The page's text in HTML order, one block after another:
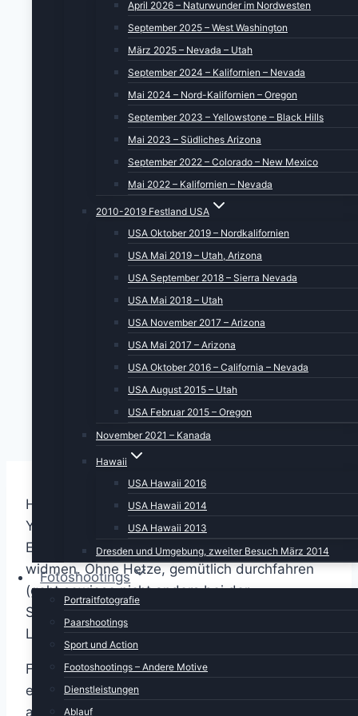
April 2026 – Naturwunder im Nordwesten
September 2025 – West Washington
März 2025 – Nevada – Utah
September 2024 – Kalifornien – Nevada
Mai 2024 – Nord-Kalifornien – Oregon
September 2023 – Yellowstone – Black Hills
Mai 2023 – Südliches Arizona
September 2022 – Colorado – New Mexico
Mai 2022 – Kalifornien – Nevada
2010-2019 Festland USA
USA Oktober 2019 – Nordkalifornien
USA Mai 2019 – Utah, Arizona
USA September 2018 – Sierra Nevada
USA Mai 2018 – Utah
USA November 2017 – Arizona
USA Mai 2017 – Arizona
USA Oktober 2016 – California – Nevada
USA August 2015 – Utah
USA Februar 2015 – Oregon
November 2021 – Kanada
Hawaii
USA Hawaii 2016
USA Hawaii 2014
USA Hawaii 2013
Dresden und Umgebung, zweiter Besuch März 2014
Fotoshootings
Portraitfotografie
Paarshootings
Sport und Action
Footoshootings – Andere Motive
Dienstleistungen
Ablauf
Heute bricht unser letzter vollständiger Tag im
Yellowstone NP an. Es war eine sehr gute
Entscheidung, diesem Park soviel Zeit zu
widmen. Ohne Hetze, gemütlich durchfahren
(geht sowieso nicht anders bei der
Straßenführung und dem Verkehr) und die
Landschaft genießen.
Für heute haben wir uns vorgenommen, noch
einmal bis zum Old Faithful durchzufahren und
auf dem Weg ein paar Geysir-Becken